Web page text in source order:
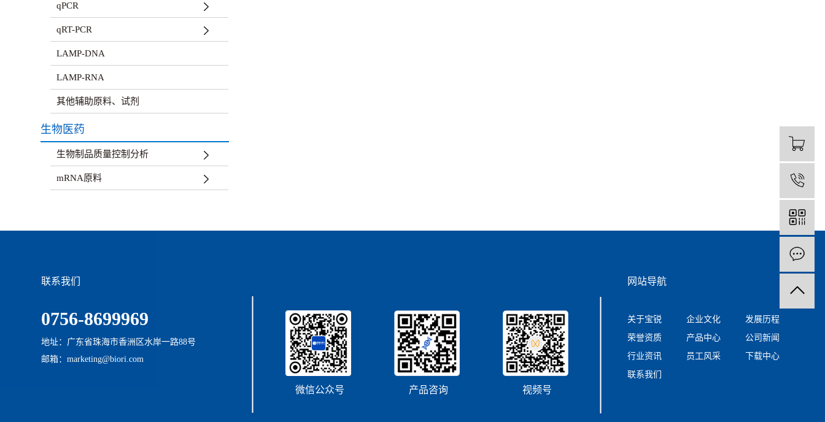
qPCR
qRT-PCR
LAMP-DNA
LAMP-RNA
其他辅助原料、试剂
生物医药
生物制品质量控制分析
mRNA原料
联系我们
0756-8699969
地址：广东省珠海市香洲区水岸一路88号
邮箱：marketing@biori.com
微信公众号 产品咨询 视频号
网站导航
关于宝锐 企业文化
发展历程
荣誉资质
产品中心
公司新闻
行业资讯
员工风采
下载中心
联系我们